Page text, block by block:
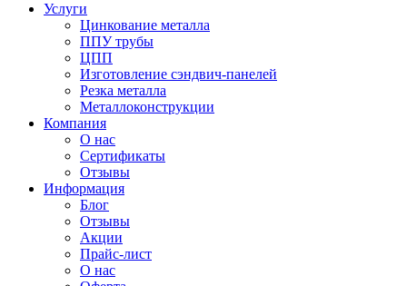
Услуги
Цинкование металла
ППУ трубы
ЦПП
Изготовление сэндвич-панелей
Резка металла
Металлоконструкции
Компания
О нас
Сертификаты
Отзывы
Информация
Блог
Отзывы
Акции
Прайс-лист
О нас